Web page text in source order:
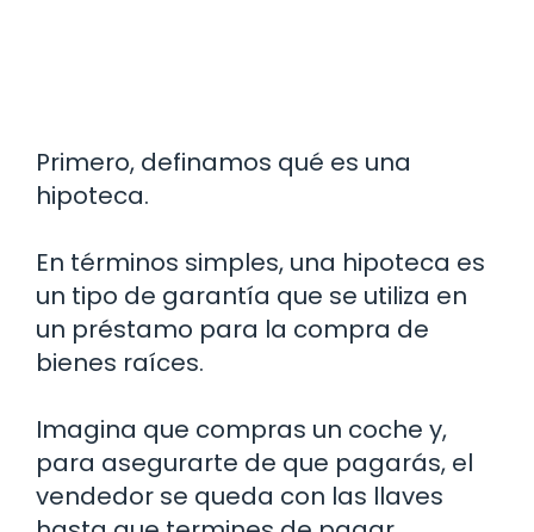
Primero, definamos qué es una
hipoteca.
En términos simples, una hipoteca es
un tipo de garantía que se utiliza en
un préstamo para la compra de
bienes raíces.
Imagina que compras un coche y,
para asegurarte de que pagarás, el
vendedor se queda con las llaves